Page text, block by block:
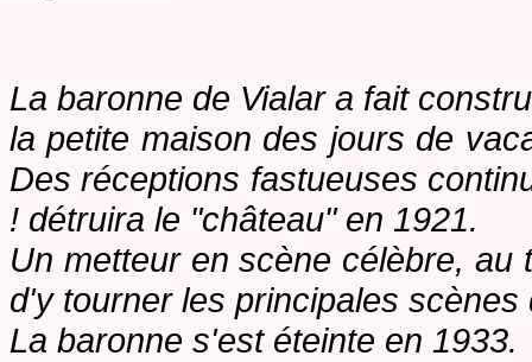
La baronne de Vialara fait
la petite maison des jours de
Des réceptions fastueuses
! détruira le "château" en 1921.
Un metteur en scène célèbre,
d'y tourner les principales scènes
La baronne s'est éteinte en 1933.